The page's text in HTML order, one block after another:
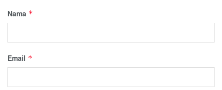
Nama *
Email *